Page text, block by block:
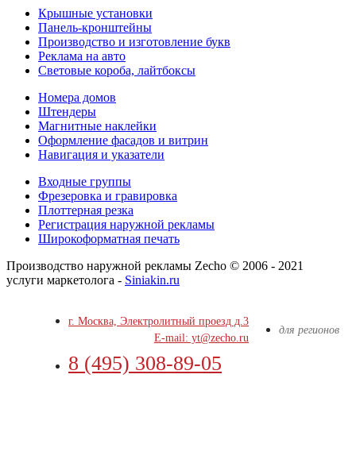
Крышные установки
Панель-кронштейны
Производство и изготовление букв
Реклама на авто
Световые короба, лайтбоксы
Номера домов
Штендеры
Магнитные наклейки
Оформление фасадов и витрин
Навигация и указатели
Входные группы
Фрезеровка и гравировка
Плоттерная резка
Регистрация наружной рекламы
Широкоформатная печать
Производство наружной рекламы Zecho © 2006 - 2021
услуги маркетолога - Siniakin.ru
г. Москва, Электролитный проезд д.3
E-mail: yt@zecho.ru
для регионов
8 (495) 308-89-05